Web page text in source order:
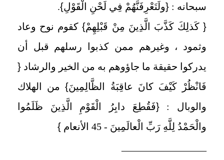
سبحانه : {ولَتَعْرِفَنَّهُمْ فِي لَحْنِ الْقَوْلِ}
.
{ كَذلِكَ كَذَّبَ الَّذِينَ مِنْ قَبْلِهِمْ}كقوم نوح وعاد
وثمود ، وغيرهم ممن كذبوا رسلهم قبل أن
يدركوا حقيقة ما جاؤوهم به من الخير والرشاد {
فَانْظُرْ كَيْفَ كانَ عاقِبَةُ الظَّالِمِينَ}من الهلاك
والوبال :{فَقُطِعَ دابِرُ الْقَوْمِ الَّذِينَ ظَلَمُوا
والْحَمْدُ لِلَّهِ رَبِّ الْعالَمِينَ - 45 الأنعام
}